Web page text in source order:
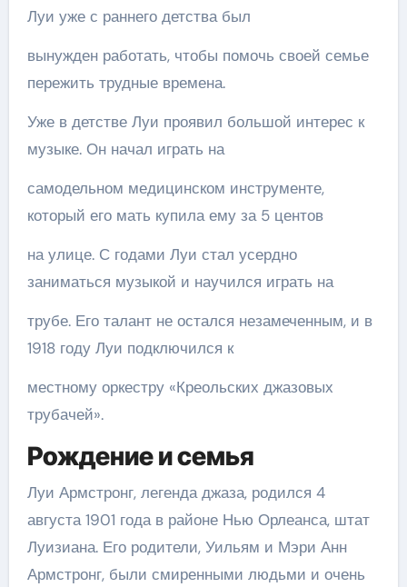
Луи уже с раннего детства был
вынужден работать, чтобы помочь своей семье
пережить трудные времена.
Уже в детстве Луи проявил большой интерес к
музыке. Он начал играть на
самодельном медицинском инструменте,
который его мать купила ему за 5 центов
на улице. С годами Луи стал усердно
заниматься музыкой и научился играть на
трубе. Его талант не остался незамеченным, и в
1918 году Луи подключился к
местному оркестру «Креольских джазовых
трубачей».
Рождение и семья
Луи Армстронг, легенда джаза, родился 4
августа 1901 года в районе Нью Орлеанса, штат
Луизиана. Его родители, Уильям и Мэри Анн
Армстронг, были смиренными людьми и очень